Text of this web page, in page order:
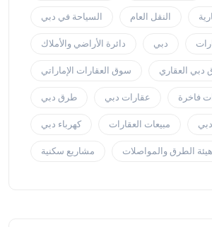
السياحة في دبي النقل العام
دائرة الأراضي والأملاك دبي
سوق العقارات الإماراتي دبي العقاري
طرق دبي عقارات دبي فاخرة
كهرباء دبي مبيعات العقارات
مشاريع سكنية هيئة الطرق والمواصلات